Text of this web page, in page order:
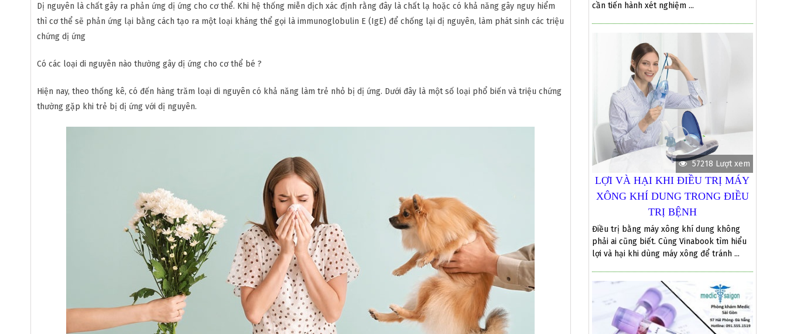
Dị nguyên là chất gây ra phản ứng dị ứng cho cơ thể. Khi hệ thống miễn dịch xác định rằng đây là chất lạ hoặc có khả năng gây nguy hiểm
thì cơ thể sẽ phản ứng lại bằng cách tạo ra một loại kháng thể gọi là immunoglobulin E (IgE) để chống lại dị nguyên, làm phát sinh các triệu
chứng dị ứng
Có các loại di nguyên nào thường gây dị ứng cho cơ thể bé ?
Hiện nay, theo thống kê, có đến hàng trăm loại di nguyên có khả năng làm trẻ nhỏ bị dị ứng. Dưới đây là một số loại phổ biến và triệu chứng
thường gặp khi trẻ bị dị ứng với dị nguyên.
cần tiến hành xét nghiệm ...
57218 Lượt xem
LỢI VÀ HẠI KHI ĐIỀU TRỊ MÁY
XÔNG KHÍ DUNG TRONG ĐIỀU
TRỊ BỆNH
Điều trị bằng máy xông khí dung không
phải ai cũng biết. Cùng Vinabook tìm hiểu
lợi và hại khi dùng máy xông để tránh ...